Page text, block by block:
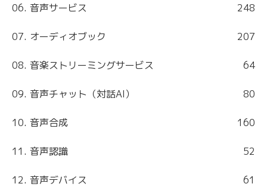
06. 音声サービス 248
07. オーディオブック 207
08. 音楽ストリーミングサービス 64
09. 音声チャット（対話AI） 80
10. 音声合成 160
11. 音声認識 52
12. 音声デバイス 61